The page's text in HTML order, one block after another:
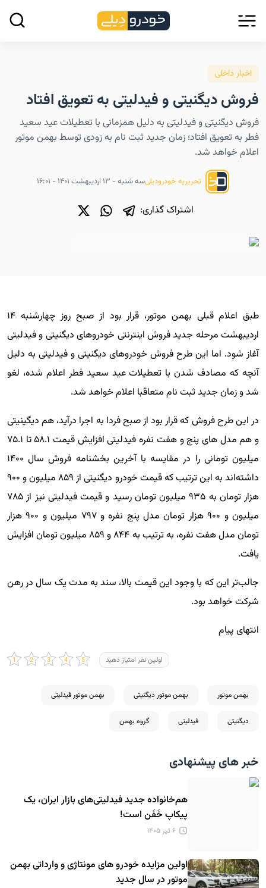
اخبار داخلی
فروش دیگنیتی و فیدلیتی به تعویق افتاد
فروش دیگنیتی و فیدلیتی به دلیل همزمانی با تعطیلات عید سعید
فطر به تعویق افتاد؛ زمان جدید ثبت نام به زودی توسط بهمن موتور
اعلام خواهد شد.
تحریریه خودرودیلیسه شنبه - ۱۳ اردیبهشت ۱۴۰۱ - ۱۶:۰۱
اشتراک گذاری:
طبق اعلام قبلی بهمن موتور، قرار بود از صبح روز چهارشنبه ۱۴
اردیبهشت مرحله جدید فروش اینترنتی خودروهای دیگنیتی و فیدلیتی
آغاز شود. اما این طرح فروش خودروهای دیگنیتی و فیدلیتی به دلیل
آنچه که مصادف شدن با تعطیلات عید سعید فطر اعلام شده، لغو
شد و زمان جدید ثبت نام متعاقبا اعلام خواهد شد.
در این طرح فروش که قرار بود از صبح فردا به اجرا درآید، هم دیگینیتی
و هم مدل های پنج و هفت نفره فیدلیتی افزایش قیمت ۵۸.۱ تا ۷۵.۱
میلیون تومانی را در مقایسه با آخرین بخشنامه فروش سال ۱۴۰۰
داشته‌اند به این ترتیب که قیمت خودرو دیگنیتی از ۸۵۹ میلیون و ۹۰۰
هزار تومان به ۹۳۵ میلیون تومان رسید و قیمت فیدلیتی نیز از ۷۸۵
میلیون و ۹۰۰ هزار تومان مدل پنج نفره و ۷۹۷ میلیون و ۹۰۰ هزار
تومان مدل هفت نفره، به ترتیب به ۸۴۴ و ۸۵۹ میلیون تومان افزایش
یافت.
جالب‌تر این که با وجود این قیمت بالا، سند به مدت یک سال در رهن
شرکت خواهد بود.
انتهای پیام
اولین نفر امتیاز دهید
بهمن موتور بهمن موتور دیگنیتی بهمن موتور فیدلیتی
دیگنیتی فیدلیتی گروه بهمن
خبر های پیشنهادی
هم‌خانواده جدید فیدلیتی‌های بازار ایران، یک
پیکاپ خَفَن است!
۶ تیر ۱۴۰۵
اولین مزایده خودرو های مونتاژی و وارداتی بهمن
موتور در سال جدید